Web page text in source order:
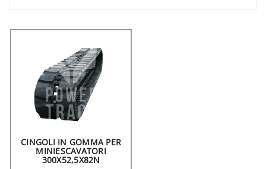
CINGOLI IN GOMMA PER
MINIESCAVATORI
300X52,5X82N